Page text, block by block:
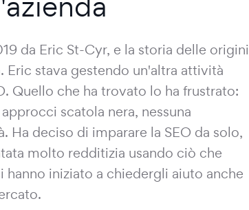
da Eric St-Cyr, e la storia delle origini
stava gestendo un'altra attività
Quello che ha trovato lo ha frustrato:
scatola nera, nessuna
Ha deciso di imparare la SEO da solo,
molto redditizia usando ciò che
iniziato a chiedergli aiuto anche